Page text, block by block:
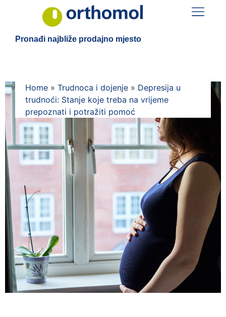
Pronađi najbliže prodajno mjesto
Home » Trudnoca i dojenje » Depresija u
trudnoći: Stanje koje treba na vrijeme
prepoznati i potražiti pomoć